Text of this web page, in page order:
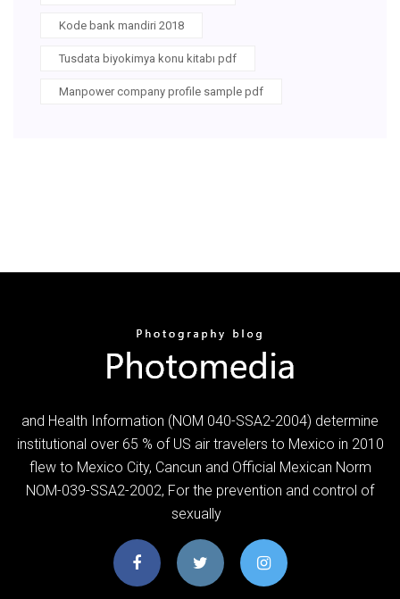
Kode bank mandiri 2018
Tusdata biyokimya konu kitabı pdf
Manpower company profile sample pdf
and Health Information (NOM 040-SSA2-2004) determine
institutional over 65 % of US air travelers to Mexico in 2010
flew to Mexico City, Cancun and Official Mexican Norm
NOM-039-SSA2-2002, For the prevention and control of
sexually